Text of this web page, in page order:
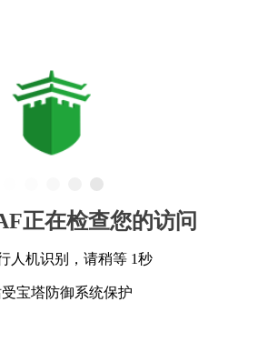
正在检查您的访问
人机识别，请稍等 1秒
宝塔防御系统保护